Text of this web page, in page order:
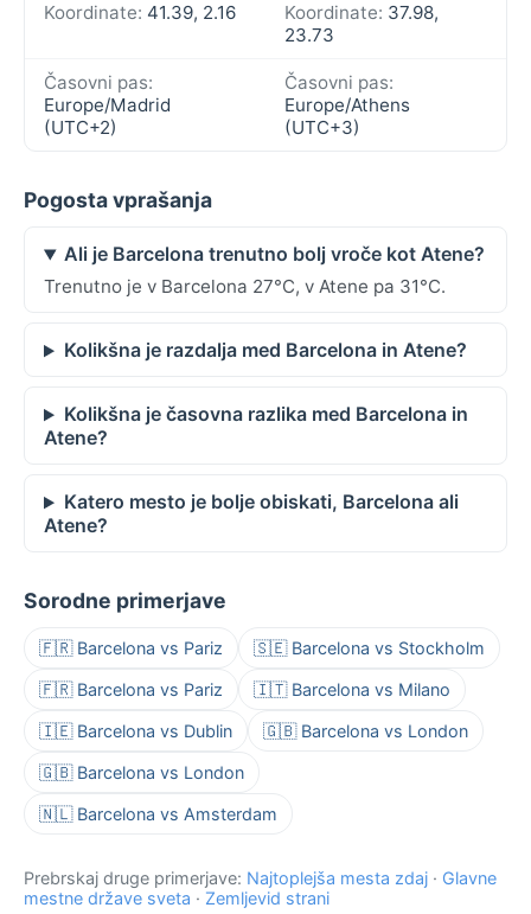
Koordinate: 41.39, 2.16 Koordinate: 37.98,
23.73
Časovni pas:
Europe/Madrid
(UTC+2)
Časovni pas:
Europe/Athens
(UTC+3)
Pogosta vprašanja
Ali je Barcelona trenutno bolj vroče kot Atene?
Trenutno je v Barcelona 27°C, v Atene pa 31°C.
Kolikšna je razdalja med Barcelona in Atene?
Kolikšna je časovna razlika med Barcelona in
Atene?
Katero mesto je bolje obiskati, Barcelona ali
Atene?
Sorodne primerjave
🇫🇷 Barcelona vs Pariz 🇸🇪 Barcelona vs Stockholm
🇫🇷 Barcelona vs Pariz 🇮🇹 Barcelona vs Milano
🇮🇪 Barcelona vs Dublin 🇬🇧 Barcelona vs London
🇬🇧 Barcelona vs London
🇳🇱 Barcelona vs Amsterdam
Prebrskaj druge primerjave: Najtoplejša mesta zdaj · Glavne
mestne države sveta · Zemljevid strani